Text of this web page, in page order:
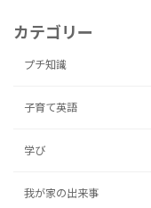
カテゴリー
プチ知識
子育て英語
学び
我が家の出来事